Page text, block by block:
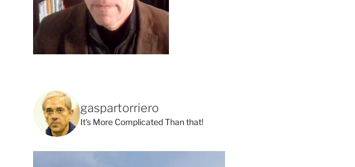
gaspartorriero
It's More Complicated Than that!